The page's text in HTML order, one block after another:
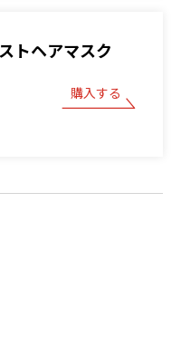
トヘアマスク
購入する